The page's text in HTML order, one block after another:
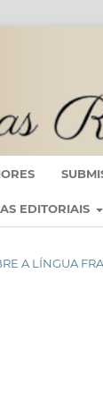
EDITORIAIS
A LÍNGUA